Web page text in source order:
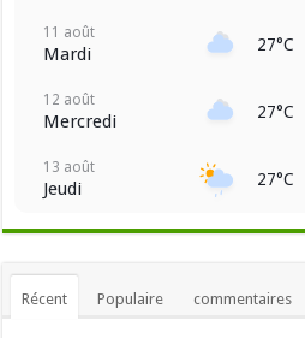
11 août
Mardi 27°C
12 août
Mercredi 27°C
13 août
Jeudi 27°C
Récent Populaire commentaires